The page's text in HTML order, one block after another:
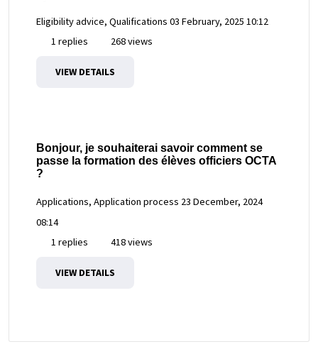
Eligibility advice, Qualifications 03 February, 2025 10:12
1 replies
268 views
VIEW DETAILS
Bonjour, je souhaiterai savoir comment se
passe la formation des élèves officiers OCTA
?
Applications, Application process 23 December, 2024
08:14
1 replies
418 views
VIEW DETAILS